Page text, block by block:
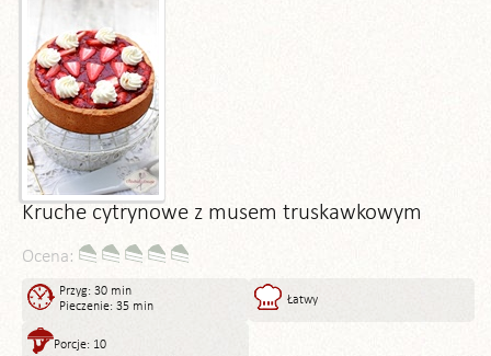
Kruche cytrynowe z musem truskawkowym
Ocena:
Przyg: 30 min
Pieczenie: 35 min
Łatwy
Porcje: 10